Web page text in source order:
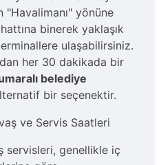
"Havalimanı" yönüne
hattına binerek yaklaşık
ulaşabilirsiniz.
her 30 dakikada bir
belediye
bir seçenektir.
ve Servis Saatleri
servisleri, genellikle iç